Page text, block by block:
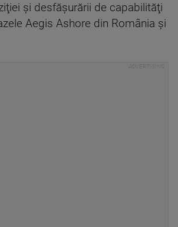
şi desfăşurării de capabilităţi
Aegis Ashore din România şi